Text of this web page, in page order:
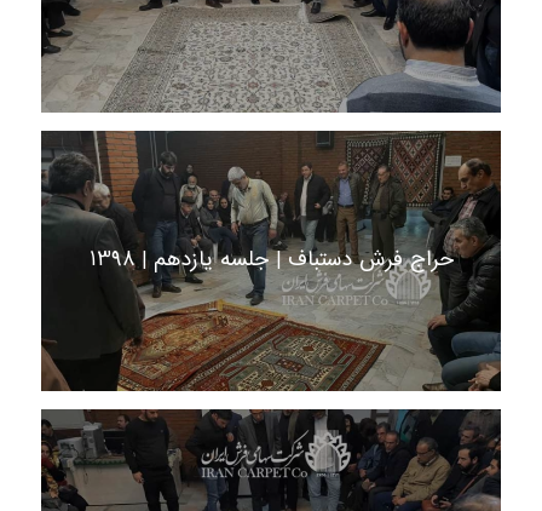
حراج فرش دستباف | جلسه یازدهم | 1398